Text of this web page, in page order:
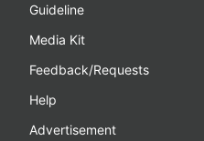
Guideline
Media Kit
Feedback/Requests
Help
Advertisement